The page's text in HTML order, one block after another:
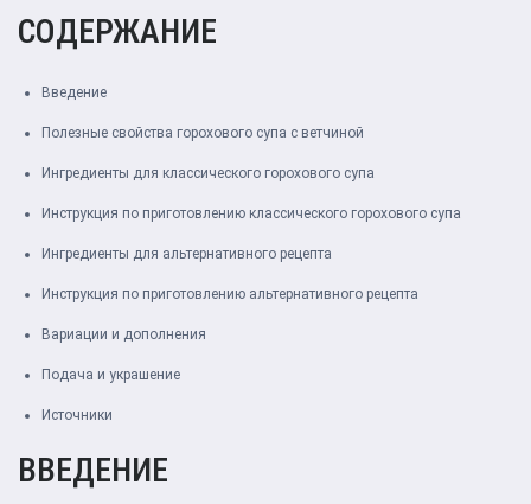
СОДЕРЖАНИЕ
Введение
Полезные свойства горохового супа с ветчиной
Ингредиенты для классического горохового супа
Инструкция по приготовлению классического горохового супа
Ингредиенты для альтернативного рецепта
Инструкция по приготовлению альтернативного рецепта
Вариации и дополнения
Подача и украшение
Источники
ВВЕДЕНИЕ